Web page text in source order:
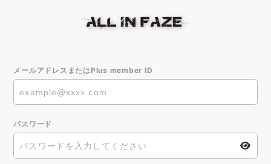
メールアドレスまたはPlus member ID
パスワード